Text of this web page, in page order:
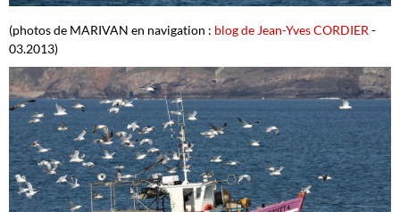
(photos de MARIVAN en navigation : blog de Jean-Yves CORDIER -
03.2013)